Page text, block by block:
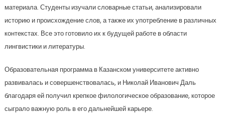
материала. Студенты изучали словарные статьи, анализировали
историю и происхождение слов, а также их употребление в различных
контекстах. Все это готовило их к будущей работе в области
лингвистики и литературы.
Образовательная программа в Казанском университете активно
развивалась и совершенствовалась, и Николай Иванович Даль
благодаря ей получил крепкое филологическое образование, которое
сыграло важную роль в его дальнейшей карьере.